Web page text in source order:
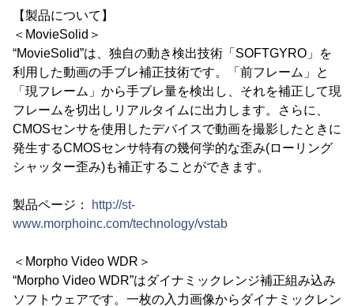
【製品について】
＜MovieSolid＞
“MovieSolid”は、独自の動き検出技術「SOFTGYRO」を
利用した動画の手ブレ補正技術です。「前フレーム」と
「現フレーム」から手ブレ量を検出し、それを補正して現
フレームを切出しリアルタイムに出力します。さらに、
CMOSセンサを使用したデバイスで動画を撮影したときに
発生するCMOSセンサ特有の幾何学的な歪み(ローリング
シャッター歪み)も補正することができます。
製品ページ：
http://st-
www.morphoinc.com/technology/vstab
＜Morpho Video WDR＞
“Morpho Video WDR”はダイナミックレンジ補正組み込み
ソフトウェアです。一枚の入力画像からダイナミックレン